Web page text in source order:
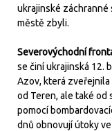
ukrajinské záchranné
městě zbyli.
Severovýchodní
se činí ukrajinská 12.
Azov, která zveřejnila
od Teren, ale také od
pomocí
dnů obnovují útoky